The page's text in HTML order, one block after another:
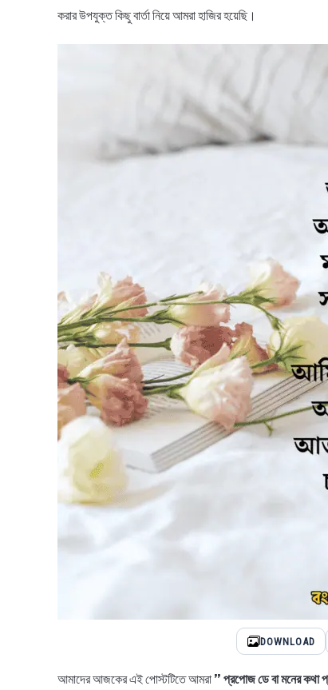
করার উপযুক্ত কিছু বার্তা নিয়ে আমরা হাজির হয়েছি।
DOWNLOAD
আমাদের আজকের এই পোস্টটিতে আমরা ” প্রপোজ ডে বা মনের কথা